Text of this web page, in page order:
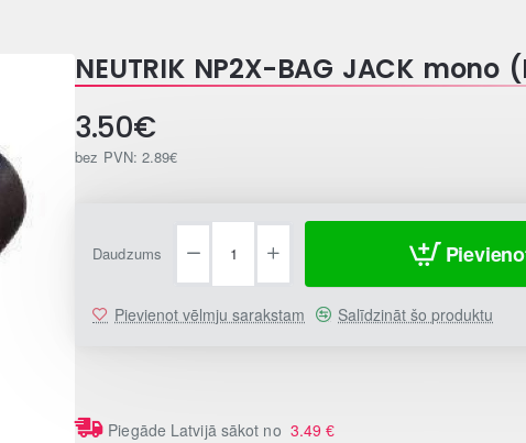
NEUTRIK NP2X-BAG JACK mono
3.50€
bez PVN: 2.89€
Daudzums
Pievienot vēlmju sarakstam Salīdzināt šo produktu
Piegāde Latvijā sākot no 3.49€